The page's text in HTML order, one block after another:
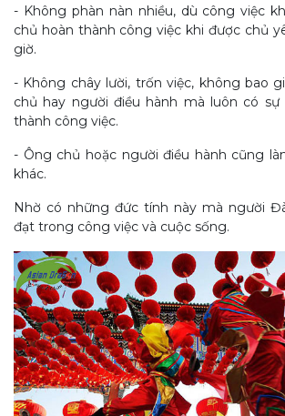
- Không phàn nàn nhiều, dù công việc
chủ hoàn thành công việc khi được chủ
giờ.
- Không chây lười, trốn việc, không bao
chủ hay người điều hành mà luôn có sự
thành công việc.
- Ông chủ hoặc người điều hành cũng
khác.
Nhờ có những đức tính này mà người
đạt trong công việc và cuộc sống.